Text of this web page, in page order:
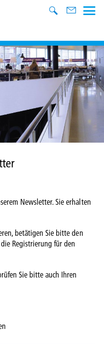
Newsletter. Sie erhalten
betätigen Sie bitte den
Registrierung für den
Sie bitte auch Ihren